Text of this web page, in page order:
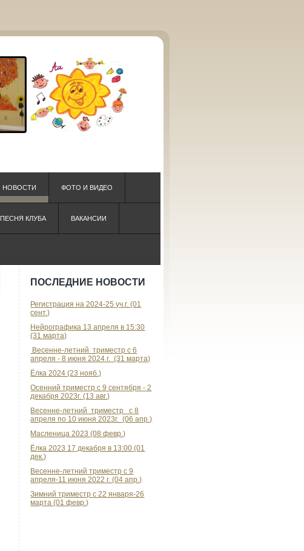
НОВОСТИ ФОТО И ВИДЕО
ПЕСНЯ КЛУБА ВАКАНСИИ
ПОСЛЕДНИЕ НОВОСТИ
Регистрация на 2024-25 уч.г. (01
сент.)
Нейрографика 13 апреля в 15:30
(31 марта)
Весенне-летний триместр с 6
апреля - 8 июня 2024 г. (31 марта)
Ёлка 2024 (23 нояб.)
Осенний триместр с 9 сентября - 2
декабря 2023г. (13 авг.)
Весенне-летний триместр с 8
апреля по 10 июня 2023г. (06 апр.)
Масленица 2023 (08 февр.)
Ёлка 2023 17 декабря в 13:00 (01
дек.)
Весенне-летний триместр с 9
апреля-11 июня 2022 г. (04 апр.)
Зимний триместр с 22 января-26
марта (01 февр.)